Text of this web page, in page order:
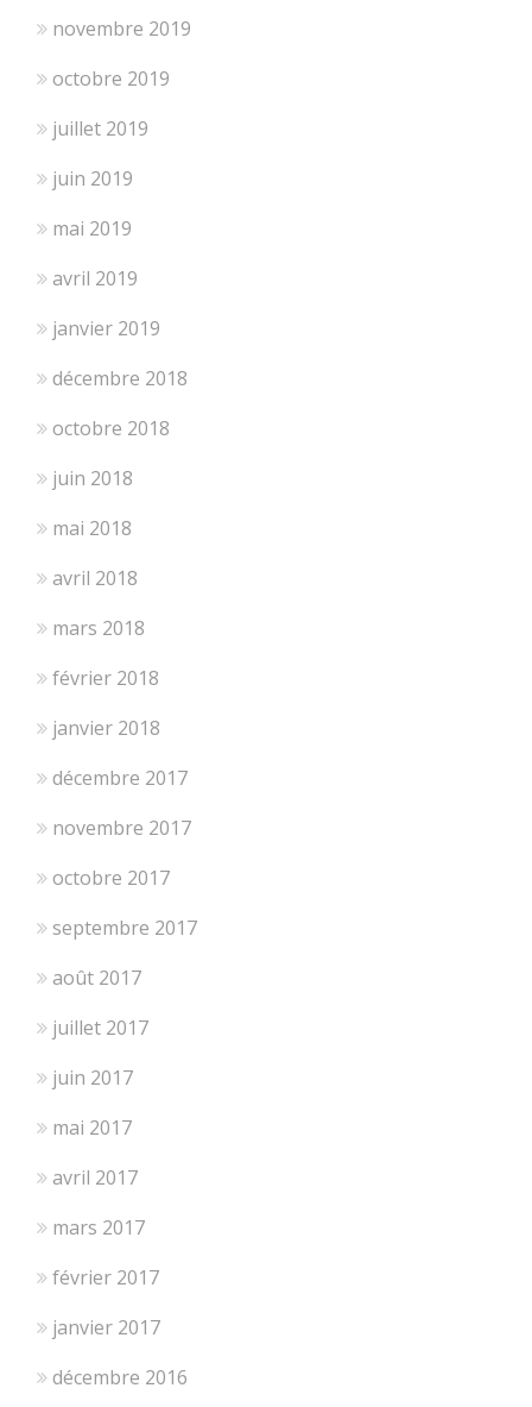
novembre 2019
octobre 2019
juillet 2019
juin 2019
mai 2019
avril 2019
janvier 2019
décembre 2018
octobre 2018
juin 2018
mai 2018
avril 2018
mars 2018
février 2018
janvier 2018
décembre 2017
novembre 2017
octobre 2017
septembre 2017
août 2017
juillet 2017
juin 2017
mai 2017
avril 2017
mars 2017
février 2017
janvier 2017
décembre 2016